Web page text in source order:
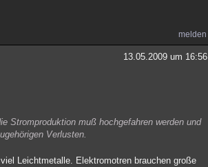
melden
13.05.2009 um 16:56
Stromproduktion muß hochgefahren werden und
Verlusten.
Leichtmetalle. Elektromotren brauchen große